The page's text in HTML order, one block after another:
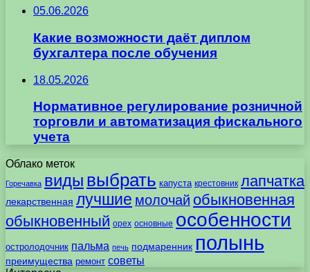
05.06.2026
Какие возможности даёт диплом
бухгалтера после обучения
18.05.2026
Нормативное регулирование розничной
торговли и автоматизация фискального
учета
Облако меток
Горечавка виды выбрать капуста крестовник лапчатка
лекарственная лучшие молочай обыкновенная
обыкновенный орех основные особенности
остролодочник пальма печь подмаренник полынь
преимущества ремонт советы